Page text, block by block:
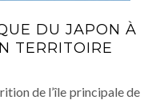
DU JAPON À
TERRITOIRE
de l’île principale de